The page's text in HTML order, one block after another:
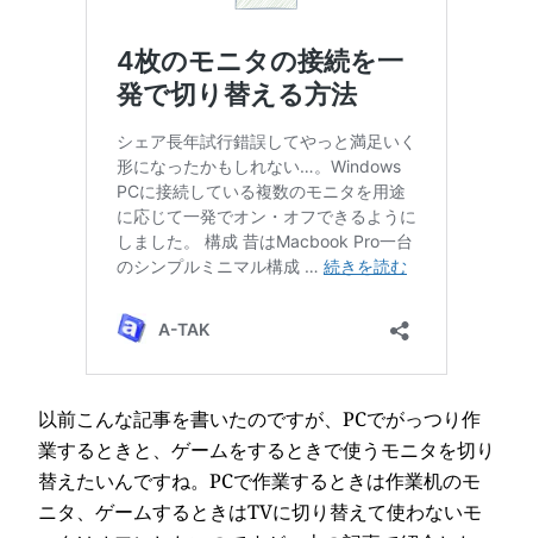
以前こんな記事を書いたのですが、PCでがっつり作
業するときと、ゲームをするときで使うモニタを切り
替えたいんですね。PCで作業するときは作業机のモ
ニタ、ゲームするときはTVに切り替えて使わないモ